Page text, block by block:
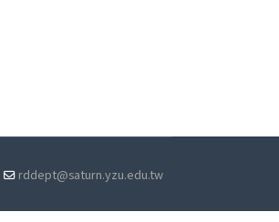
rddept@saturn.yzu.edu.tw